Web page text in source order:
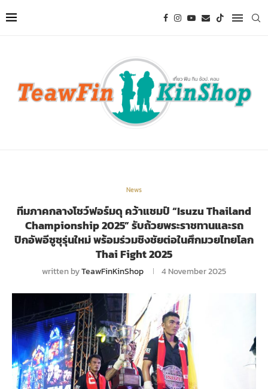
News
ทีมภาคกลางโชว์ฟอร์มดุ คว้าแชมป์ “Isuzu Thailand
Championship 2025” รับถ้วยพระราชทานและรถ
ปิกอัพอีซูซุรุ่นใหม่ พร้อมร่วมชิงชัยต่อในศึกมวยไทยโลก
Thai Fight 2025
written byTeawFinKinShop 4 November 2025